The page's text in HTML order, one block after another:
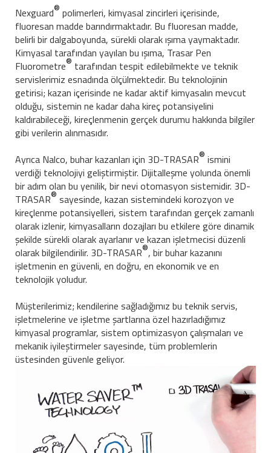
Nexguard® polimerleri, kimyasal zincirleri içerisinde,
fluoresan madde barındırmaktadır. Bu fluoresan madde,
belirli bir dalgaboyunda, sürekli olarak ışıma yaymaktadır.
Kimyasal tarafından yayılan bu ışıma, Trasar Pen
Fluorometre®tarafından tespit edilebilmekte ve teknik
servislerimiz esnadında ölçülmektedir. Bu teknolojinin
getirisi; kazan içerisinde ne kadar aktif kimyasalın mevcut
olduğu, sistemin ne kadar daha kireç potansiyelini
kaldırabileceği, kireçlenmenin gerçek durumu hakkında bilgiler
gibi verilerin alınmasıdır.
Ayrıca Nalco, buhar kazanları için 3D-TRASAR® ismini
verdiği teknolojiyi geliştirmiştir. Dijitalleşme yolunda önemli
bir adım olan bu yenilik, bir nevi otomasyon sistemidir. 3D-
TRASAR®sayesinde, kazan sistemindeki korozyon ve
kireçlenme potansiyelleri, sistem tarafından gerçek zamanlı
olarak izlenir, kimyasalların dozajları bu etkilere göre dinamik
şekilde sürekli olarak ayarlanır ve kazan işletmecisi düzenli
olarak bilgilendirilir. 3D-TRASAR®, bir buhar kazanını
işletmenin en güvenli, en doğru, en ekonomik ve en
teknolojik yoludur.
Müşterilerimiz; kendilerine sağladığımız bu teknik servis,
işletmelerine ve işletme şartlarına özel hazırladığımız
kimyasal programlar, sistem optimizasyon çalışmaları ve
mekanik iyileştirmeler sayesinde, tüm problemlerin
üstesinden güvenle geliyor.